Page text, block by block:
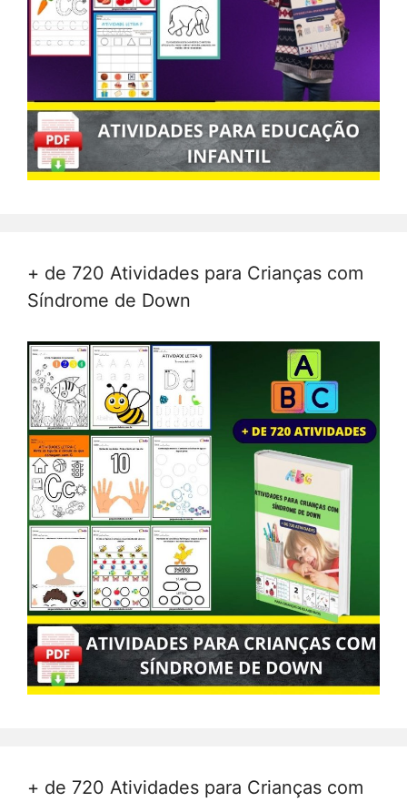
+ de 720 Atividades para Crianças com
Síndrome de Down
+ de 720 Atividades para Crianças com